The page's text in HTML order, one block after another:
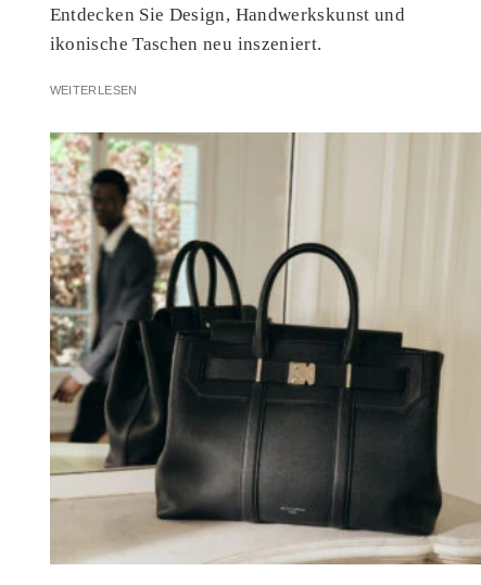
Entdecken Sie Design, Handwerkskunst und
ikonische Taschen neu inszeniert.
WEITERLESEN